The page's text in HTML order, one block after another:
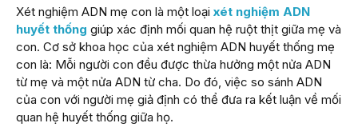
Xét nghiệm ADN mẹ con là một loại xét nghiệm ADN
huyết thống giúp xác định mối quan hệ ruột thịt giữa mẹ và
con. Cơ sở khoa học của xét nghiệm ADN huyết thống mẹ
con là: Mỗi người con đều được thừa hưởng một nửa ADN
từ mẹ và một nửa ADN từ cha. Do đó, việc so sánh ADN
của con với người mẹ giả định có thể đưa ra kết luận về mối
quan hệ huyết thống giữa họ.